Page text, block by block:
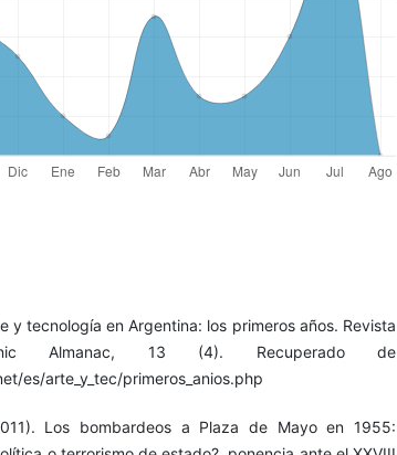
y tecnología en Argentina: los primeros años. Revista
Almanac, 13 (4). Recuperado de
es/arte_y_tec/primeros_anios.php
Los bombardeos a Plaza de Mayo en 1955: